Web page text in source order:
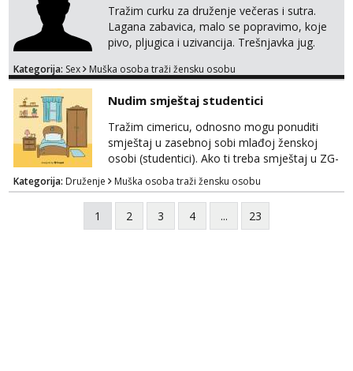
Tražim curku za druženje večeras i sutra.
Lagana zabavica, malo se popravimo, koje
pivo, pljugica i uzivancija. Trešnjavka jug.
thing of the past We're jammin' And I hope
Kategorija: Sex Muška osoba traži žensku osobu
Nudim smještaj studentici
Tražim cimericu, odnosno mogu ponuditi
smještaj u zasebnoj sobi mlađoj ženskoj
osobi (studentici). Ako ti treba smještaj u ZG-
u, a ne želiš plaćati sobu i tako malo uštedjeti,
javi se na mail.
Kategorija: Druženje Muška osoba traži žensku osobu
1 2 3 4 ... 23